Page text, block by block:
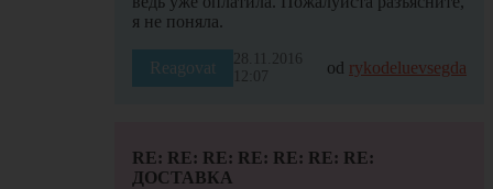
я не поняла.
Reagovat
28.11.2016
12:07
od rykodeluevsegda
RE: RE: RE: RE: RE: RE: RE:
ДОСТАВКА